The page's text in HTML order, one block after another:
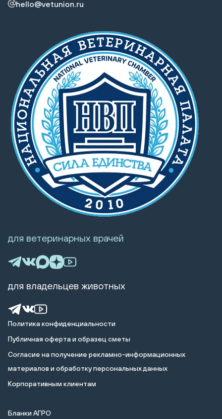
hello@vetunion.ru
Политика конфиденциальности
Публичная оферта и образец сметы
Cогласие на получение рекламно-информационных
материалов и обработку персональных данных
Корпоративным клиентам
Бланки АГРО
для ветеринарных врачей
для владельцев животных